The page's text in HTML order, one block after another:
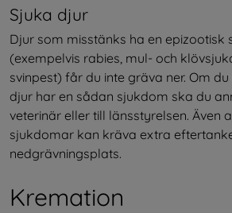
Sjuka djur
Djur som misstänks ha en epizootisk
(exempelvis rabies, mul- och
svinpest) får du inte gräva ner. Om
djur har en sådan sjukdom ska du
veterinär eller till länsstyrelsen. Även
sjukdomar kan kräva extra
nedgrävningsplats.
Kremation